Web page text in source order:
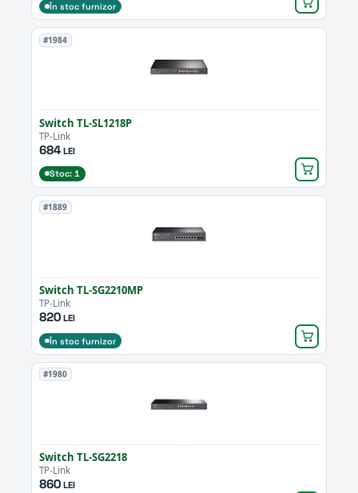
În stoc furnizor
#1984
Switch TL-SL1218P
TP-Link
684LEI
Stoc: 1
#1889
Switch TL-SG2210MP
TP-Link
820LEI
În stoc furnizor
#1980
Switch TL-SG2218
TP-Link
860LEI